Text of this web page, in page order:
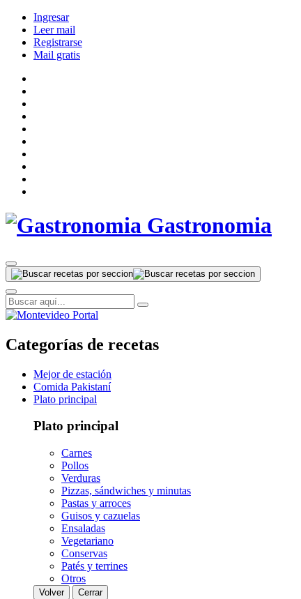
Ingresar
Leer mail
Registrarse
Mail gratis
Gastronomia
Categorías de recetas
Mejor de estación
Comida Pakistaní
Plato principal
Plato principal
Carnes
Pollos
Verduras
Pizzas, sándwiches y minutas
Pastas y arroces
Guisos y cazuelas
Ensaladas
Vegetariano
Conservas
Patés y terrines
Otros
Volver Cerrar